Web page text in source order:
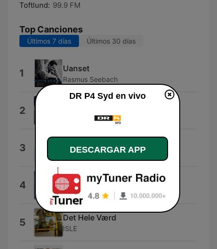
Toftlund: 99.9 FM
Top Canciones
Últimos 7 días Últimos 30 días
1 Uanset
Rasmus Seebach
2 Taylor Swift
3 Laban
4 Ringer Om Natten
Mads Christian
5 Det Hele Værd
ISLE
DR P4 Syd en vivo
DESCARGAR APP